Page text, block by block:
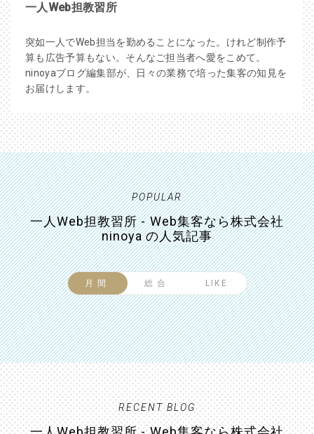
一人Web担教習所
突如一人でWeb担当を勤めることになった。けれど制作予
算も広告予算もない。そんなご担当者へ愛をこめて。
ninoyaブログ編集部が、日々の業務で培った集客の知見を
お届けします。
POPULAR
一人Web担教習所 - Web集客なら株式会社
ninoya の人気記事
月間 総合 LIKE
RECENT BLOG